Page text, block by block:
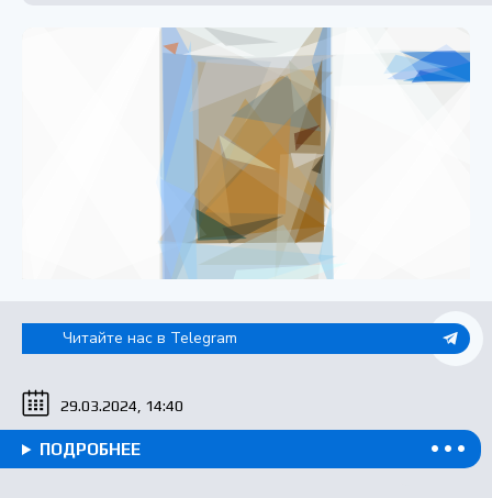
Читайте нас в Telegram
29.03.2024, 14:40
ПОДРОБНЕЕ